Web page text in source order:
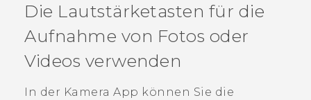
VIVERSE
UNTERSTÜTZUNG
HTC-Geräte und Zubehör
Anmelden
Die Lautstärketasten für die
Aufnahme von Fotos oder
Videos verwenden
In der Kamera App können Sie die